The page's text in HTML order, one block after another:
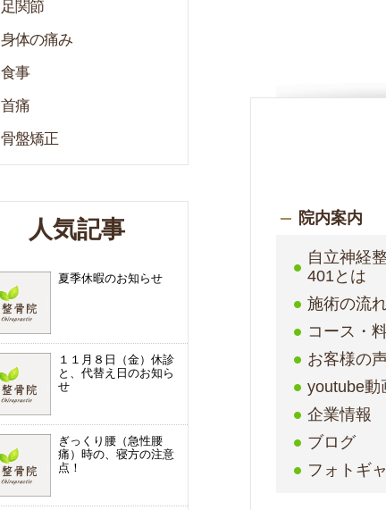
院内案内
自立神経
401とは
施術の流
コース・
お客様の
youtube動
企業情報
ブログ
フォトギ
足関節
身体の痛み
食事
首痛
骨盤矯正
人気記事
夏季休暇のお知らせ
１１月８日（金）休診
と、代替え日のお知ら
せ
ぎっくり腰（急性腰
痛）時の、寝方の注意
点！